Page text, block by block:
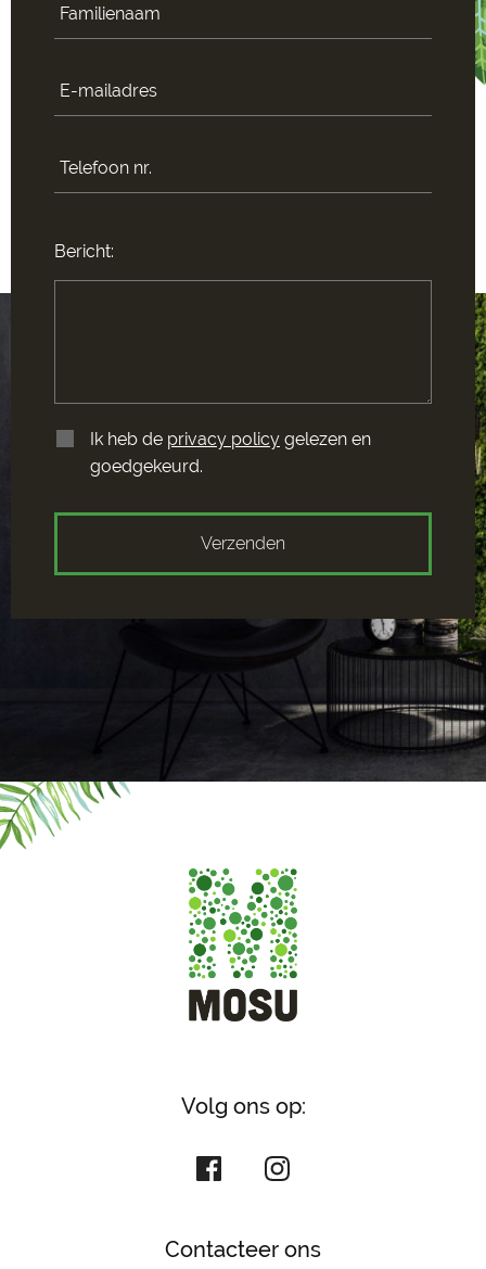
Bericht:
Ik heb de privacy policy gelezen en
goedgekeurd.
Volg ons op:
Contacteer ons